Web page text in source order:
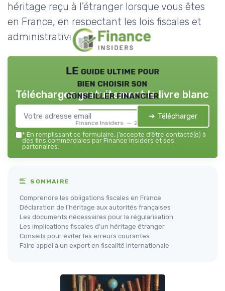
héritage reçu à l'étranger lorsque vous êtes
en France, en respectant les lois fiscales et
administratives.
LE guide ultime pour
bien choisir son
conseiller financier
Finance Insiders — 2026
Téléchargez gratuitement le livre blanc
➔ Télécharger
* En remplissant ce formulaire, j’accepte d’être contacté(e) à
des fins commerciales par Finance Insiders et ses
partenaires.
SOMMAIRE
Comprendre les obligations fiscales en France
Déclaration de l'héritage aux autorités françaises
Les documents nécessaires pour la régularisation
Les implications fiscales d'un héritage étranger
Conseils pour éviter les erreurs courantes
Faire appel à un expert en fiscalité internationale